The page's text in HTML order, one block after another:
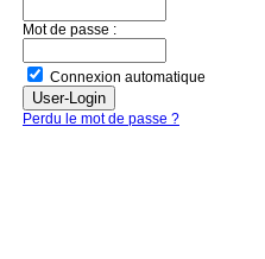
Mot de passe :
Connexion automatique
Perdu le mot de passe ?